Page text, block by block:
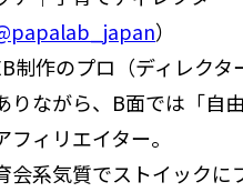
）
制作のプロ（ディレクタ
りながら、B面では「自
フィリエイター。
会系気質でストイックに